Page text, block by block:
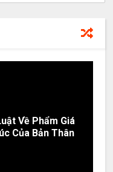
Về Phẩm Giá
Của Bản Thân